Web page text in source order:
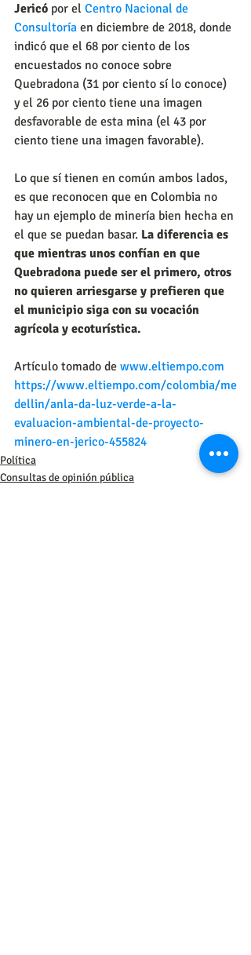
Jericó por el Centro Nacional de
Consultoría en diciembre de 2018, donde
indicó que el 68 por ciento de los
encuestados no conoce sobre
Quebradona (31 por ciento sí lo conoce)
y el 26 por ciento tiene una imagen
desfavorable de esta mina (el 43 por
ciento tiene una imagen favorable).
Lo que sí tienen en común ambos lados,
es que reconocen que en Colombia no
hay un ejemplo de minería bien hecha en
el que se puedan basar. La diferencia es
que mientras unos confían en que
Quebradona puede ser el primero, otros
no quieren arriesgarse y prefieren que
el municipio siga con su vocación
agrícola y ecoturística.
Artículo tomado de www.eltiempo.com
https://www.eltiempo.com/colombia/me
dellin/anla-da-luz-verde-a-la-
evaluacion-ambiental-de-proyecto-
minero-en-jerico-455824
Política
Consultas de opinión pública